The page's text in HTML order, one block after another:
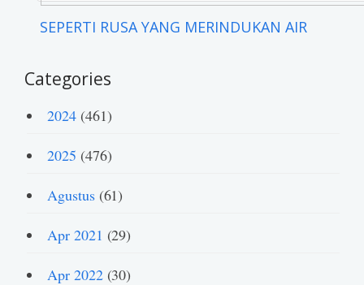
SEPERTI RUSA YANG MERINDUKAN AIR
Categories
2024(461)
2025 (476)
Agustus(61)
Apr 2021 (29)
Apr 2022(30)